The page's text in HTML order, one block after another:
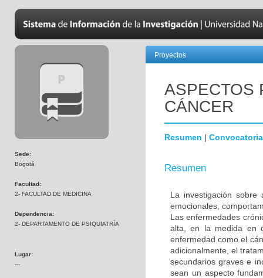
Sede:
Bogotá
Facultad:
2- FACULTAD DE MEDICINA
Dependencia:
2- DEPARTAMENTO DE PSIQUIATRÍA
Lugar:
---
Proyectos
ASPECTOS
CÁNCER
Resumen | Convocatoria
Resumen
La investigación sobre
emocionales,
Las enfermedades
alta, en la medida en
enfermedad como el
adicionalmente, el
secundarios graves e
sean un aspecto